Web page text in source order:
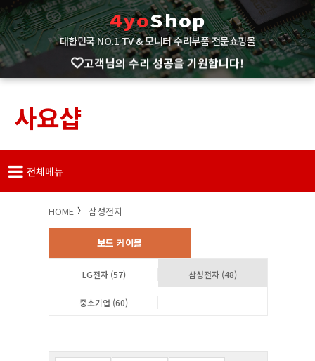
4yoShop
대한민국 NO.1 TV & 모니터 수리부품 전문쇼핑몰
고객님의 수리 성공을 기원합니다!
사요샵
전체메뉴
HOME 삼성전자
보드 케이블
LG전자 (57) 삼성전자 (48)
중소기업 (60)